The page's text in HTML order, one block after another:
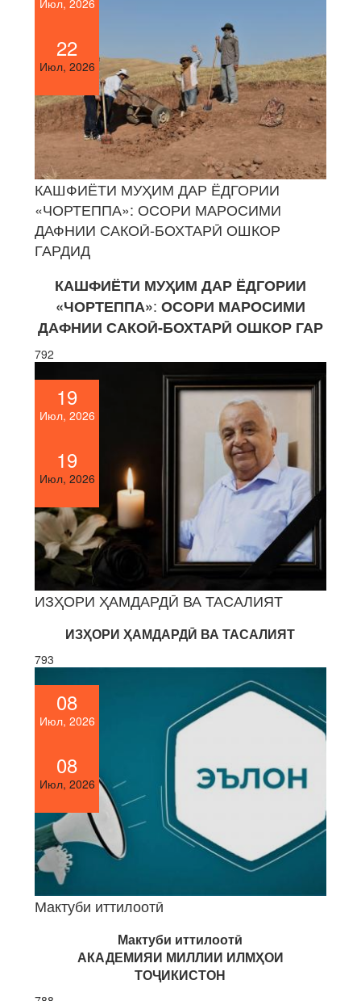
Июл, 2026
22
Июл, 2026
КАШФИЁТИ МУҲИМ ДАР ЁДГОРИИ
«ЧОРТЕППА»: ОСОРИ МАРОСИМИ
ДАФНИИ САКОӢ-БОХТАРӢ ОШКОР
ГАРДИД
КАШФИЁТИ МУҲИМ ДАР ЁДГОРИИ
«ЧОРТЕППА»: ОСОРИ МАРОСИМИ
ДАФНИИ САКОӢ-БОХТАРӢ ОШКОР ГАР
792
19
Июл, 2026
19
Июл, 2026
ИЗҲОРИ ҲАМДАРДӢ ВА ТАСАЛИЯТ
ИЗҲОРИ ҲАМДАРДӢ ВА ТАСАЛИЯТ
793
08
Июл, 2026
08
Июл, 2026
Мактуби иттилоотӣ
Мактуби иттилоотӣ
АКАДЕМИЯИ МИЛЛИИ ИЛМҲОИ
ТОҶИКИСТОН